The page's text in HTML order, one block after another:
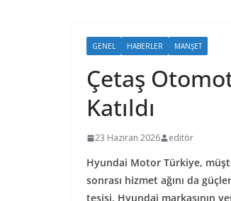
GENEL HABERLER MANŞET
Çetaş
Katıldı
23 Haziran 2026 editör
Hyundai Motor Türkiye,
sonrası hizmet ağını da
tesisi, Hyundai markasının